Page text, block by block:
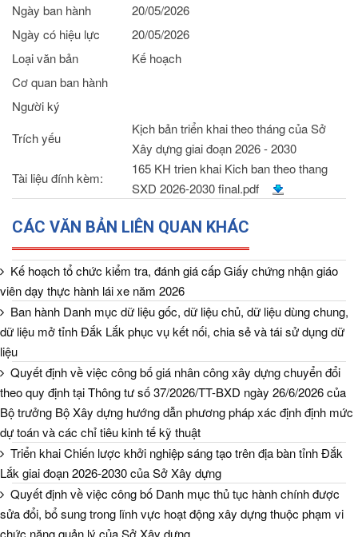
Ngày ban hành
20/05/2026
Ngày có hiệu lực
20/05/2026
Loại văn bản
Kế hoạch
Cơ quan ban hành
Người ký
Trích yếu
Kịch bản triển khai theo tháng của Sở
Xây dựng giai đoạn 2026 - 2030
Tài liệu đính kèm:
165 KH trien khai Kich ban theo thang
SXD 2026-2030 final.pdf
CÁC VĂN BẢN LIÊN QUAN KHÁC
Kế hoạch tổ chức kiểm tra, đánh giá cấp Giấy chứng nhận giáo
viên dạy thực hành lái xe năm 2026
Ban hành Danh mục dữ liệu gốc, dữ liệu chủ, dữ liệu dùng chung,
dữ liệu mở tỉnh Đắk Lắk phục vụ kết nối, chia sẻ và tái sử dụng dữ
liệu
Quyết định về việc công bố giá nhân công xây dựng chuyển đổi
theo quy định tại Thông tư số 37/2026/TT-BXD ngày 26/6/2026 của
Bộ trưởng Bộ Xây dựng hướng dẫn phương pháp xác định định mức
dự toán và các chỉ tiêu kinh tế kỹ thuật
Triển khai Chiến lược khởi nghiệp sáng tạo trên địa bàn tỉnh Đắk
Lắk giai đoạn 2026-2030 của Sở Xây dựng
Quyết định về việc công bố Danh mục thủ tục hành chính được
sửa đổi, bổ sung trong lĩnh vực hoạt động xây dựng thuộc phạm vi
chức năng quản lý của Sở Xây dựng